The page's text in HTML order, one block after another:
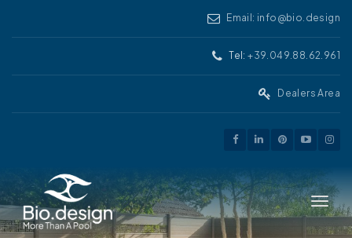
Email: info@bio.design
Tel:+39.049.88.62.961
Dealers Area